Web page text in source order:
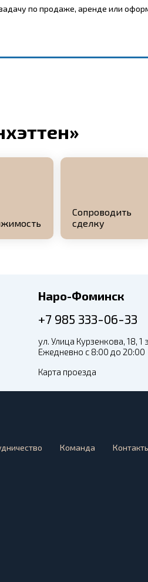
по продаже, аренде или
Сопроводить
сделку
Наро-Фоминск
+7 985 333-06-33
ул. Улица Курзенкова, 18, 1
Ежедневно с 8:00 до 20:00
Карта проезда
Команда